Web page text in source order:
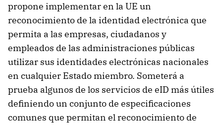
propone implementar en la UE un
reconocimiento de la identidad electrónica que
permita a las empresas, ciudadanos y
empleados de las administraciones públicas
utilizar sus identidades electrónicas nacionales
en cualquier Estado miembro. Someterá a
prueba algunos de los servicios de eID más útiles
definiendo un conjunto de especificaciones
comunes que permitan el reconocimiento de